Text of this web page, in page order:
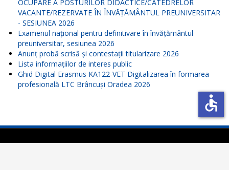
OCUPARE A POSTURILOR DIDACTICE/CATEDRELOR
VACANTE/REZERVATE ÎN ÎNVĂŢĂMÂNTUL PREUNIVERSITAR
- SESIUNEA 2026
Examenul național pentru definitivare în învățământul
preuniversitar, sesiunea 2026
Anunț probă scrisă și contestații titularizare 2026
Lista informațiilor de interes public
Ghid Digital Erasmus KA122-VET Digitalizarea în formarea
profesională LTC Brâncuși Oradea 2026
accessible